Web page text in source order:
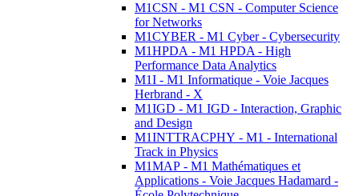
M1CSN - M1 CSN - Computer Science
for Networks
M1CYBER - M1 Cyber - Cybersecurity
M1HPDA - M1 HPDA - High
Performance Data Analytics
M1I - M1 Informatique - Voie Jacques
Herbrand - X
M1IGD - M1 IGD - Interaction, Graphic
and Design
M1INTTRACPHY - M1 - International
Track in Physics
M1MAP - M1 Mathématiques et
Applications - Voie Jacques Hadamard -